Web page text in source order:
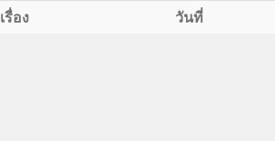
เรื่อง วันที่